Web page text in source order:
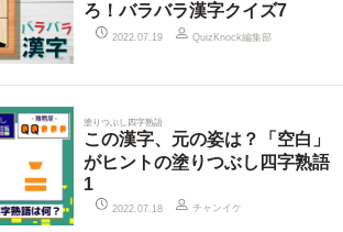
ろ！バラバラ漢字クイズ7
2022.07.19 QuizKnock編集部
塗りつぶし四字熟語
この漢字、元の姿は？「空白」
がヒントの塗りつぶし四字熟語
1
2022.07.18 チャンイケ